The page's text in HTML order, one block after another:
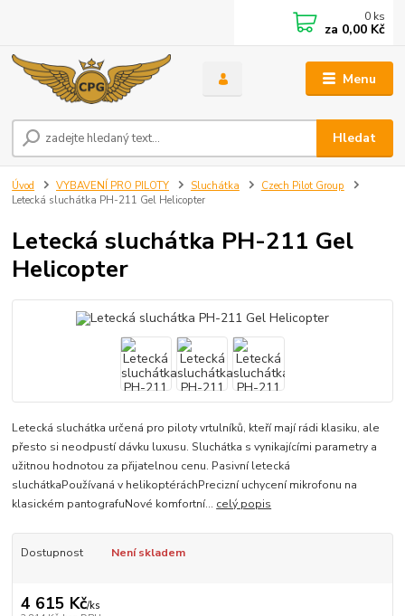
Menu
Hledat
0 ks
za 0,00 Kč
Úvod VYBAVENÍ PRO PILOTY Sluchátka
Czech Pilot Group
Letecká sluchátka PH-211 Gel Helicopter
Letecká sluchátka PH-211 Gel
Helicopter
Letecká sluchátka určená pro piloty vrtulníků, kteří mají rádi klasiku, ale
přesto si neodpustí dávku luxusu. Sluchátka s vynikajícími parametry a
užitnou hodnotou za přijatelnou cenu. Pasivní letecká
sluchátkaPoužívaná v helikoptéráchPrecizní uchycení mikrofonu na
klasickém pantografuNové komfortní... celý popis
Dostupnost Není skladem
4 615 Kč/ks